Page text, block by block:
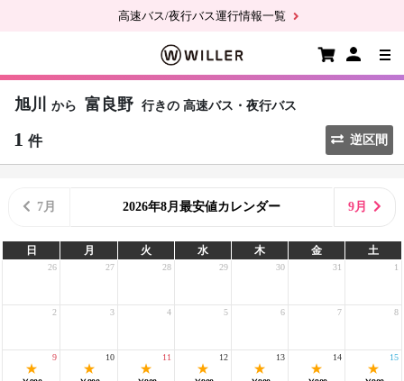
高速バス/夜行バス運行情報一覧
旭川 から 富良野 行きの 高速バス・夜行バス
1 件 逆区間
7月 2026年8月最安値カレンダー 9月
日 月 火 水 木 金 土
26 27 28 29 30 31 1
2 3 4 5 6 7 8
9 10 11 12 13 14 15